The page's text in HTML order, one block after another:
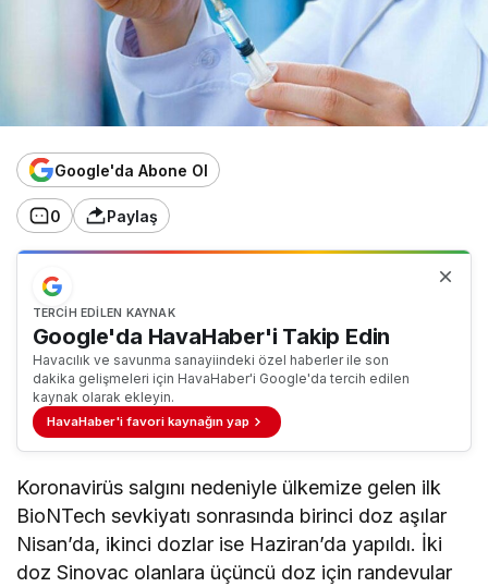
Google'da Abone Ol
0 Paylaş
TERCIH EDILEN KAYNAK
Google'da HavaHaber'i Takip Edin
Havacılık ve savunma sanayiindeki özel haberler ile son
dakika gelişmeleri için HavaHaber'i Google'da tercih edilen
kaynak olarak ekleyin.
HavaHaber'i favori kaynağın yap
Koronavirüs salgını nedeniyle ülkemize gelen ilk
BioNTech sevkiyatı sonrasında birinci doz aşılar
Nisan’da, ikinci dozlar ise Haziran’da yapıldı. İki
doz Sinovac olanlara üçüncü doz için randevular